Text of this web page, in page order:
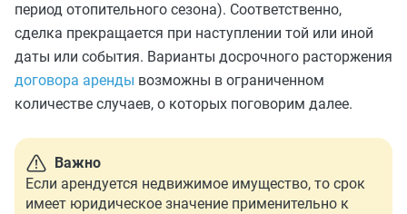
период отопительного сезона). Соответственно,
сделка прекращается при наступлении той или иной
даты или события. Варианты досрочного расторжения
договора аренды возможны в ограниченном
количестве случаев, о которых поговорим далее.
Важно
Если арендуется недвижимое имущество, то срок
имеет юридическое значение применительно к